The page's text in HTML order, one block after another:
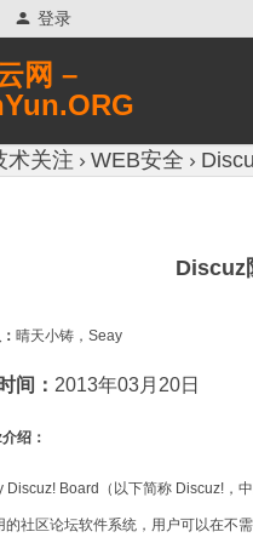
登录
网 –
网络各种猎奇八卦。
术关注 WEB安全
Discuz
晴天小铸，Seay
间： 2013年03月20日
介绍：
Discuz! Board （以下简称 Discuz! ，
的社区论坛软件系统，用户可以在不